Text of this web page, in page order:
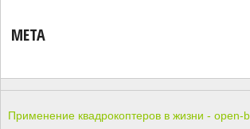
МЕТА
Применение квадрокоптеров в жизни - open-